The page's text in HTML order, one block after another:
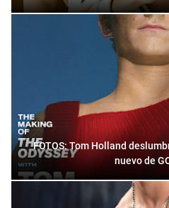
FOTOS: Tom Holland
nuevo de